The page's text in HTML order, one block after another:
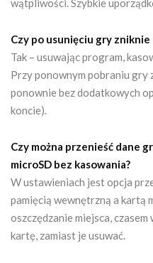
Czy po usunięciu gry zniknie
Tak – usuwając program,
Przy ponownym pobraniu gry
ponownie bez dodatkowych
koncie).
Czy można przenieść dane
microSD bez kasowania?
W ustawieniach jest opcja
pamięcią wewnętrzną a kartą
oszczędzanie miejsca,
kartę, zamiast je usuwać.